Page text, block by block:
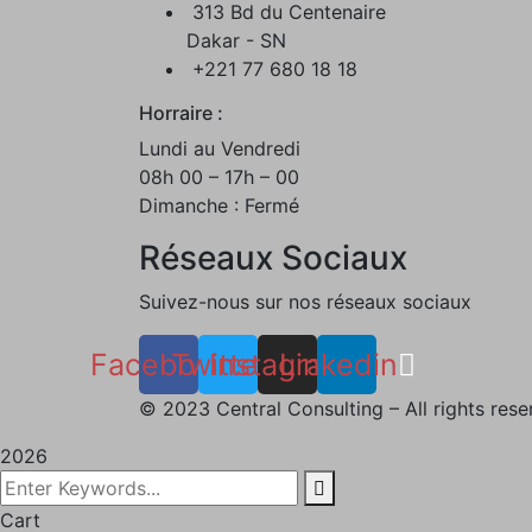
313 Bd du Centenaire
Dakar - SN
+221 77 680 18 18
Horraire :
Lundi au Vendredi
08h 00 – 17h – 00
Dimanche : Fermé
Réseaux Sociaux
Suivez-nous sur nos réseaux sociaux
Facebook
Twitter
Instagram
Linkedin
© 2023 Central Consulting – All rights
2026
Cart